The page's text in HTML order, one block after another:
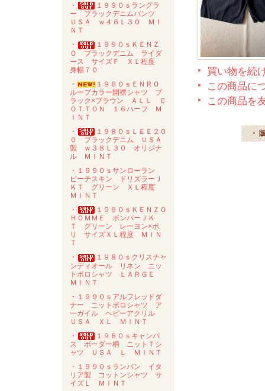
・
１９９０ｓラングラ
ー ブラックデニムパンツ
ＵＳＡ ｗ４６Ｌ３０ ＭＩ
ＮＴ
・
１９９０ｓＫＥＮＺ
Ｏ ブラックデニム ライダ
ース サイズＦ ＸＬ程度
身幅７０
・
１９６０ｓＥＮＲＯ
ループカラー開襟シャツ ブ
ラック×ブラウン ＡＬＬ Ｃ
ＯＴＴＯＮ １６ハーフ Ｍ
ＩＮＴ
・
１９８０ｓＬＥＥ２０
０ ブラックデニム ＵＳＡ
製 ｗ３８Ｌ３０ オリジナ
ル ＭＩＮＴ
・１９９０ｓサンローラン
ピーチスキン ドリズラーＪ
ＫＴ グリーン ＸＬ程度
ＭＩＮＴ
・
１９９０ｓＫＥＮＺＯ
ＨＯＭＭＥ ボンバーＪＫ
Ｔ グリーン レーヨン×ポ
リ サイズＸＬ程度 ＭＩＮ
Ｔ
・
１９８０ｓクリスチャ
ンディオール リネン ニッ
トポロシャツ ＬＡＲＧＥ
ＭＩＮＴ
・１９９０ｓアルフレッドダ
ナー ニットポロシャツ ア
ーガイル ヘビーアクリル
ＵＳＡ ＸＬ ＭＩＮＴ
・
１９８０ｓキャンパ
ス ボーダー柄 ニットＴシ
ャツ ＵＳＡ Ｌ ＭＩＮＴ
・１９９０ｓランバン イタ
リア製 コットンシャツ サ
イズＬ ＭＩＮＴ
買い物を続
この商品に
この商品を
・